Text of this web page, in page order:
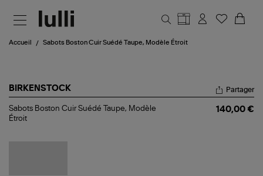
Accueil Sabots Boston Cuir Suédé Taupe, Modèle Étroit
BIRKENSTOCK
Sabots
Boston
Partager
Sabots Boston Cuir Suédé Taupe, Modèle
Étroit
140,00 €